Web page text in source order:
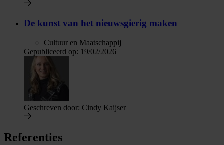
De kunst van het nieuwsgierig maken
Cultuur en Maatschappij
Gepubliceerd op: 19/02/2026
Geschreven door: Cindy Kaijser
Referenties